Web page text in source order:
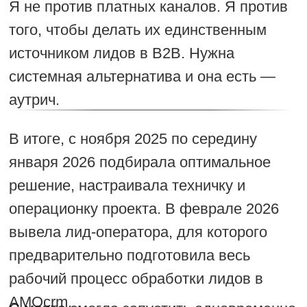
Отклик от TG-рассылок был выше, чем от
email, не смотря на текущие блокировки
Telegram.
Какой сегмент зашёл и принёс квал-
Маркетологи и владельцы онлайн-школ.
кабинета GetCourse и сайтов на любой
CMS. ГЕО: Россия.
Сработали оба аутрич-канала: Telegram -
квал-лид по сегменту Маркетологи, Email -